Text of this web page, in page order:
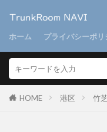
ホーム プライバシーポリ
HOME 港区 竹